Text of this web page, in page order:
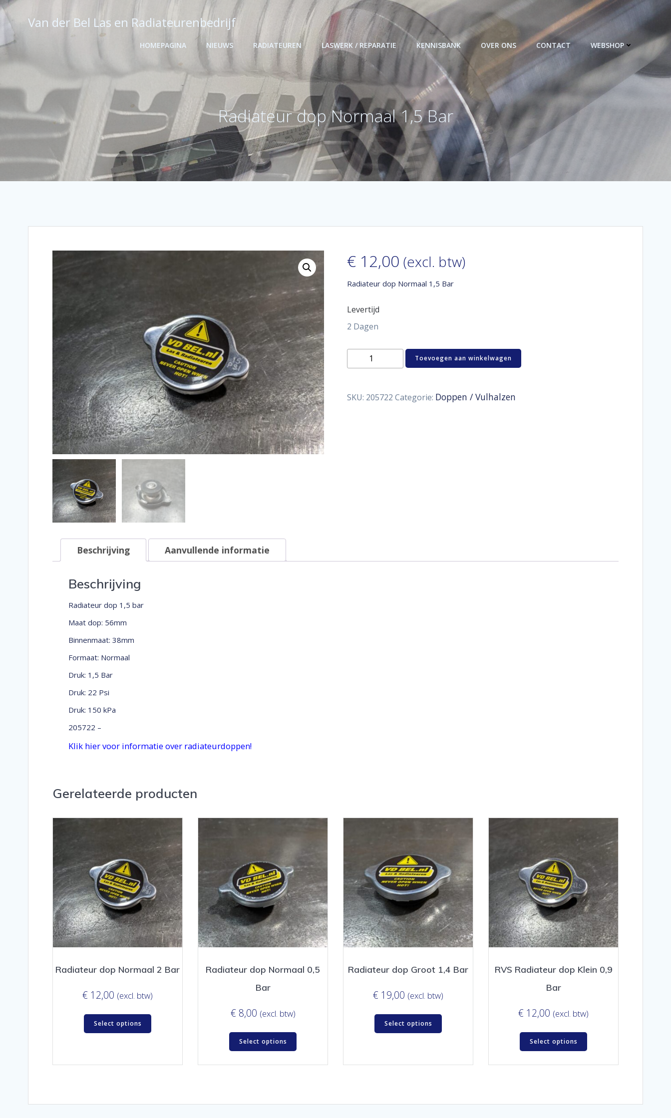
Ga
naar
inhoud
Van der Bel Las en Radiateurenbedrijf
HOMEPAGINA NIEUWS RADIATEUREN LASWERK / REPARATIE KENNISBANK OVER ONS CONTACT WEBSHOP
Radiateur dop Normaal 1,5 Bar
€12,00 (excl. btw)
Radiateur dop Normaal 1,5 Bar
Levertijd
2 Dagen
Radiateur
Bar
aantal
Toevoegen aan winkelwagen
SKU: 205722 Categorie: Doppen / Vulhalzen
Beschrijving Aanvullende informatie
Beschrijving
Radiateur dop 1,5 bar
Maat dop: 56mm
Binnenmaat: 38mm
Formaat: Normaal
Druk: 1,5 Bar
Druk: 22 Psi
Druk: 150 kPa
205722 –
Klik hier voor informatie over radiateurdoppen!
Gerelateerde producten
Radiateur dop Normaal 2 Bar
€ 12,00 (excl. btw)
Select options
Radiateur dop Normaal 0,5
Bar
€ 8,00 (excl. btw)
Select options
Radiateur dop Groot 1,4 Bar
€ 19,00 (excl. btw)
Select options
RVS Radiateur dop Klein 0,9
Bar
€ 12,00 (excl. btw)
Select options